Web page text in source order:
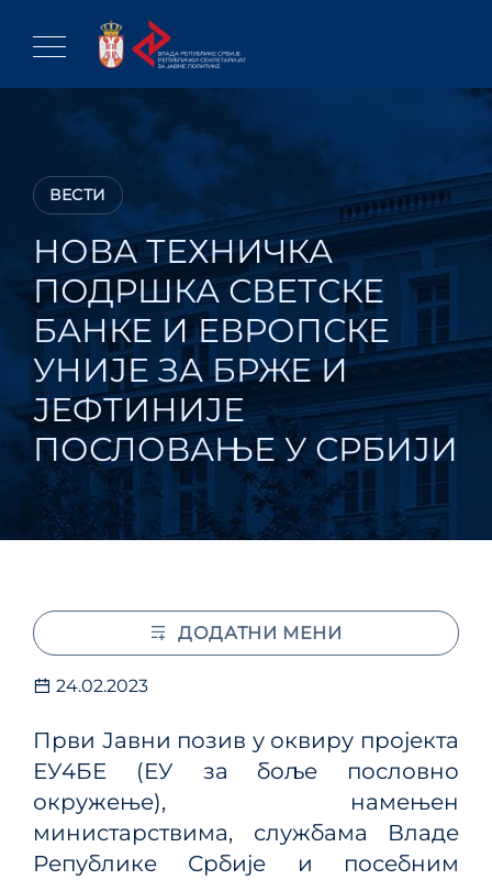
content
ВЕСТИ
НОВА ТЕХНИЧКА
ПОДРШКА СВЕТСКЕ
БАНКЕ И ЕВРОПСКЕ
УНИЈЕ ЗА БРЖЕ И
ЈЕФТИНИЈЕ
ПОСЛОВАЊЕ У СРБИЈИ
24.02.2023
Први Јавни позив у оквиру пројекта
ЕУ4БЕ (ЕУ за боље пословно
окружење), намењен
министарствима, службама Владе
Републике Србије и посебним
ДОДАТНИ МЕНИ